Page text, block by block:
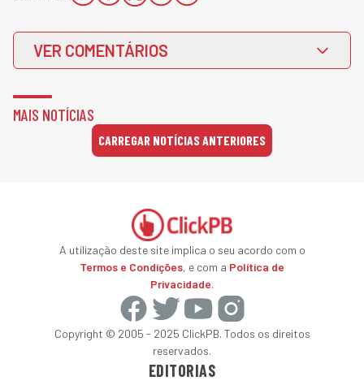
VER COMENTÁRIOS
MAIS NOTÍCIAS
CARREGAR NOTÍCIAS ANTERIORES
A utilização deste site implica o seu acordo com o
Termos e Condições, e com a Política de
Privacidade.
Copyright © 2005 - 2025 ClickPB. Todos os direitos
reservados.
EDITORIAS